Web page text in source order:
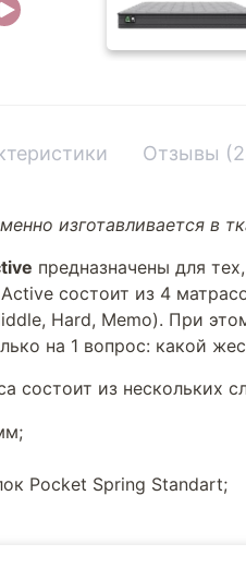
Отзывы
изготавливается в
предназначены для
Active состоит из 4
Hard, Memo). При
на 1 вопрос: какой
состоит из нескольких
Pocket Spring Standart;